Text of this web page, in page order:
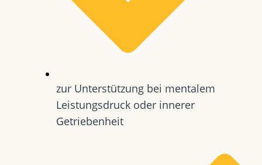
zur Unterstützung bei mentalem
Leistungsdruck oder innerer
Getriebenheit